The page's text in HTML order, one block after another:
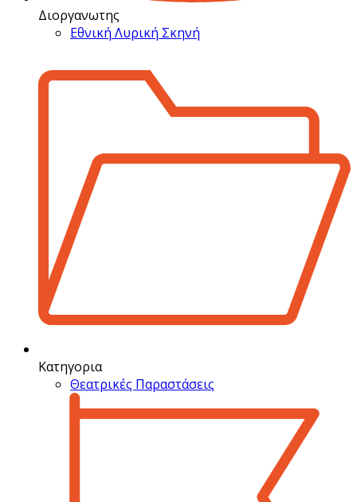
Διοργανωτης
Εθνική Λυρική Σκηνή
Κατηγορια
Θεατρικές Παραστάσεις